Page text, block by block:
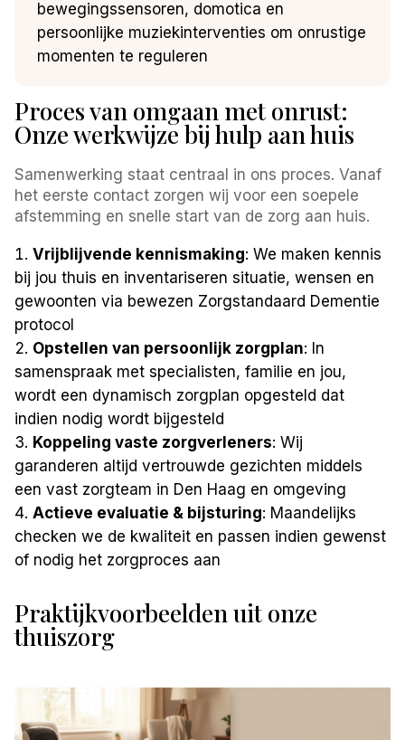
bewegingssensoren, domotica en
persoonlijke muziekinterventies om onrustige
momenten te reguleren
Proces van omgaan met onrust:
Onze werkwijze bij hulp aan huis
Samenwerking staat centraal in ons proces. Vanaf
het eerste contact zorgen wij voor een soepele
afstemming en snelle start van de zorg aan huis.
Vrijblijvende kennismaking: We maken kennis
bij jou thuis en inventariseren situatie, wensen en
gewoonten via bewezen Zorgstandaard Dementie
protocol
Opstellen van persoonlijk zorgplan: In
samenspraak met specialisten, familie en jou,
wordt een dynamisch zorgplan opgesteld dat
indien nodig wordt bijgesteld
Koppeling vaste zorgverleners: Wij
garanderen altijd vertrouwde gezichten middels
een vast zorgteam in Den Haag en omgeving
Actieve evaluatie & bijsturing: Maandelijks
checken we de kwaliteit en passen indien gewenst
of nodig het zorgproces aan
Praktijkvoorbeelden uit onze
thuiszorg